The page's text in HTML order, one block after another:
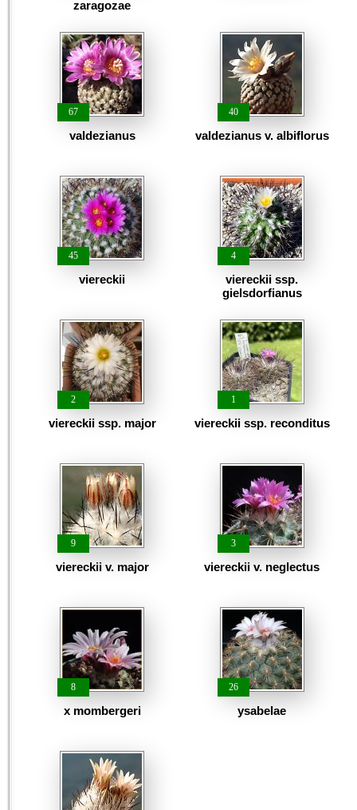
zaragozae
67
valdezianus
40
valdezianus v. albiflorus
45
viereckii
4
viereckii ssp.
gielsdorfianus
2
viereckii ssp. major
1
viereckii ssp. reconditus
9
viereckii v. major
3
viereckii v. neglectus
8
x mombergeri
26
ysabelae